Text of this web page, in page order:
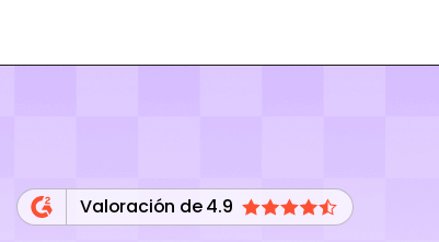
Valoración de 4.9